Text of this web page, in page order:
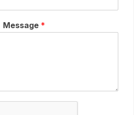
Message *